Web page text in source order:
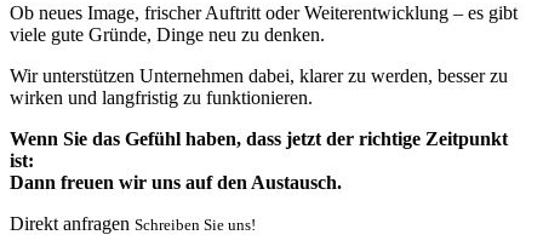
Ob neues Image, frischer Auftritt oder Weiterentwicklung – es gibt
viele gute Gründe, Dinge neu zu denken.
Wir unterstützen Unternehmen dabei, klarer zu werden, besser zu
wirken und langfristig zu funktionieren.
Wenn Sie das Gefühl haben, dass jetzt der richtige Zeitpunkt
ist:
Dann freuen wir uns auf den Austausch.
Direkt anfragen Schreiben Sie uns!